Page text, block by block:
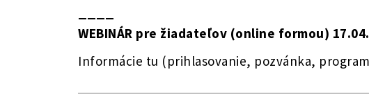
WEBINÁR pre žiadateľov (online formou)
Informácie tu (prihlasovanie, pozvánka,